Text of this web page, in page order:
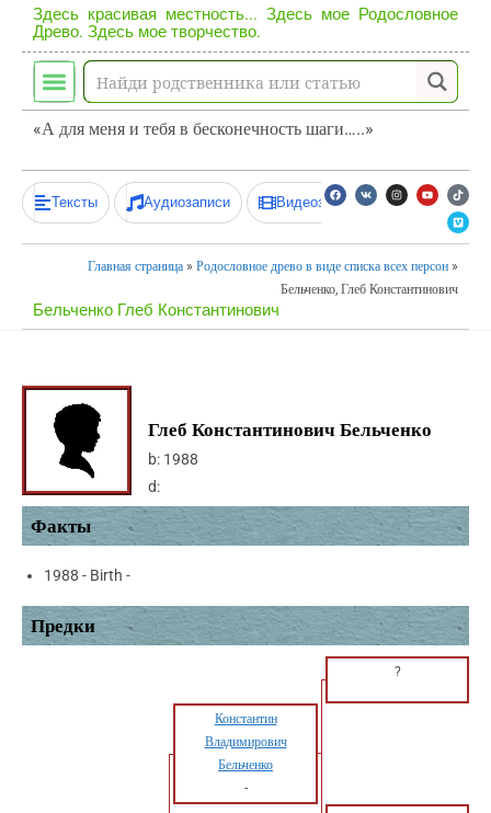
Здесь красивая местность... Здесь мое Родословное
Древо. Здесь мое творчество.
«А для меня и тебя в бесконечность шаги…..»
Тексты Аудиозаписи Видеозаписи
Главная страница » Родословное древо в виде списка всех персон »
Бельченко, Глеб Константинович
Бельченко Глеб Константинович
Глеб Константинович Бельченко
b: 1988
d:
Факты
1988 - Birth -
Предки
?
Константин
Владимирович
Бельченко
-